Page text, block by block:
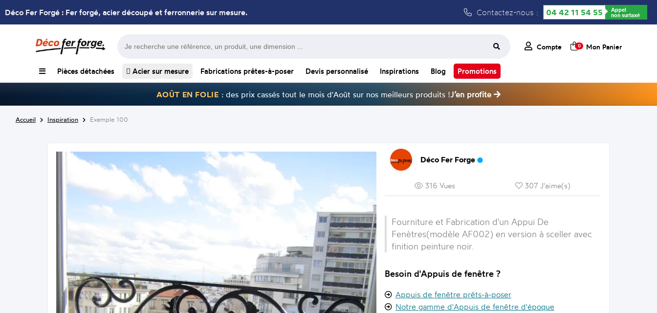
Déco Fer Forgé : Fer forgé, acier découpé et ferronnerie sur mesure. Contactez-nous : 04 42 11 54 55 Appel
non surtaxé
Compte 0 Mon Panier
Pièces détachées Acier sur mesure Fabrications prêtes-à-poser Devis personnalisé Inspirations Blog Promotions
AOÛT EN FOLIE : des prix cassés tout le mois d'Août sur nos meilleurs produits !J’en profite
Accueil Inspiration Exemple 100
Déco Fer Forge
316 Vues 307 J'aime(s)
Fourniture et Fabrication d'un Appui De
Fenètres(modèle AF002) en version à sceller avec
finition peinture noir.
Besoin d'Appuis de fenêtre ?
Appuis de fenêtre prêts-à-poser
Notre gamme d'Appuis de fenêtre d'époque